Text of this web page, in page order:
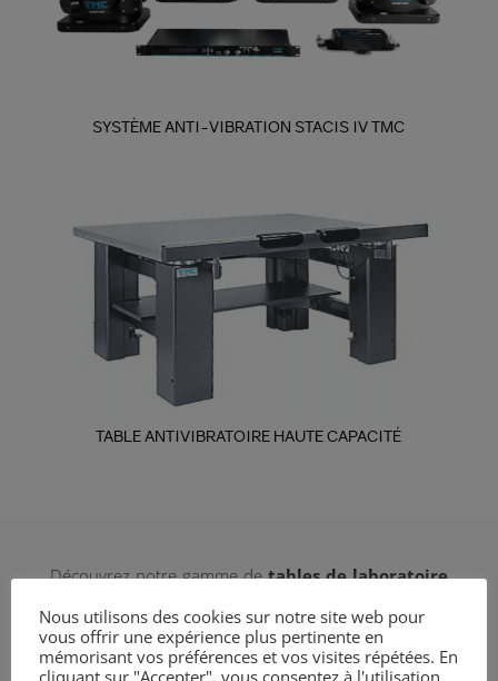
SYSTÈME ANTI-VIBRATION STACIS IV TMC
TABLE ANTIVIBRATOIRE HAUTE CAPACITÉ
Découvrez notre gamme detables de laboratoire
ergonomiedans vos environnements scientifiques
et techniques. Adaptées à de nombreuses
Nous utilisons des cookies sur notre site web pour
vous offrir une expérience plus pertinente en
mémorisant vos préférences et vos visites répétées. En
cliquant sur "Accepter", vous consentez à l'utilisation